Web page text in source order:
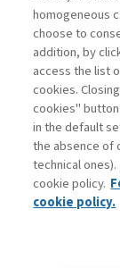
Contatti
Abbonamenti
Archivio
Privacy
homogeneous
choose to
addition, by
access the list
cookies.
cookies"
in the default
the absence of
technical
cookie policy.
cookie policy.